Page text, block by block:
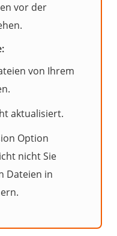
vor der
von Ihrem
aktualisiert.
Option
nicht Sie
Dateien in